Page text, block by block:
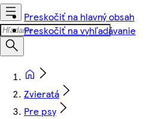
Preskočiť na hlavný obsah
Preskočiť na vyhľadávanie
Zvieratá
Pre psy